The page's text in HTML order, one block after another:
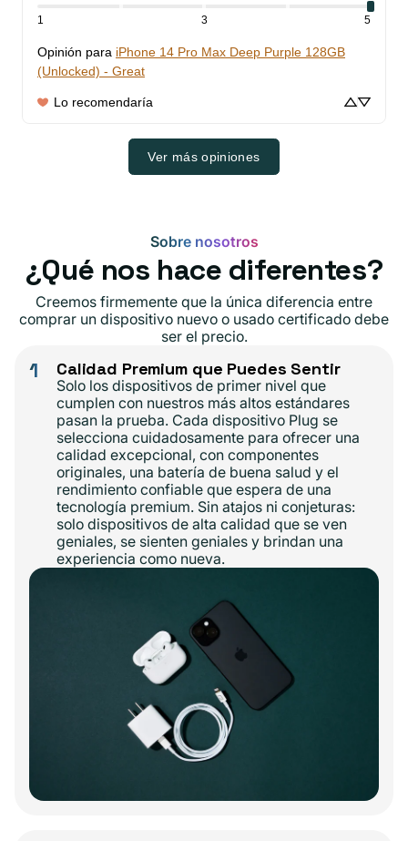
1 3 5
Opinión para iPhone 14 Pro Max Deep Purple 128GB
(Unlocked) - Great
Lo recomendaría
Ver más opiniones
Sobre nosotros
¿Qué nos hace diferentes?
Creemos firmemente que la única diferencia entre
comprar un dispositivo nuevo o usado certificado debe
ser el precio.
1 Calidad Premium que Puedes Sentir
Solo los dispositivos de primer nivel que
cumplen con nuestros más altos estándares
pasan la prueba. Cada dispositivo Plug se
selecciona cuidadosamente para ofrecer una
calidad excepcional, con componentes
originales, una batería de buena salud y el
rendimiento confiable que espera de una
tecnología premium. Sin atajos ni conjeturas:
solo dispositivos de alta calidad que se ven
geniales, se sienten geniales y brindan una
experiencia como nueva.